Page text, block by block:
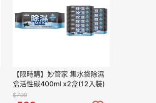
【限時購】妙管家 集水袋除濕
盒活性碳400ml x2盒(12入裝)
$799